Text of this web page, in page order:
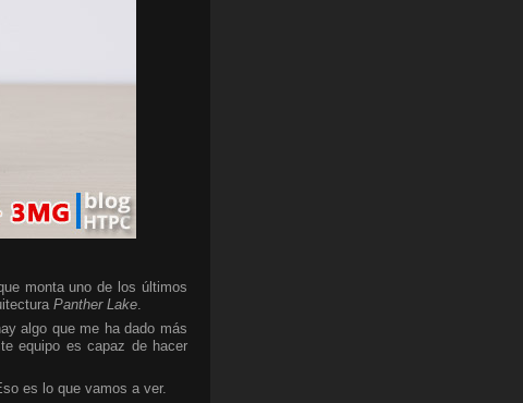
monta uno de los últimos
Panther Lake
algo que me ha dado más
equipo es capaz de hacer
es lo que vamos a ver.